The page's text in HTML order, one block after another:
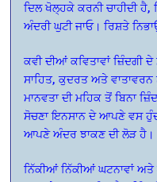
ਦਿਲ ਖੋਲ੍ਹਕੇ ਕਰਨੀ ਚਾਹੀਦੀ
ਅੰਦਰੀ ਘੁਟੀ ਜਾਓ। ਰਿਸ਼ਤੇ
ਕਵੀ ਦੀਆਂ ਕਵਿਤਾਵਾਂ ਜ਼ਿੰਦਗੀ
ਸਾਹਿਤ, ਕੁਦਰਤ ਅਤੇ
ਮਾਨਵਤਾ ਦੀ ਮਹਿਕ ਤੋਂ ਬਿਨਾ
ਸੋਚਣਾ ਇਨਸਾਨ ਦੇ ਆਪਣੇ ਵਸ
ਆਪਣੇ ਅੰਦਰ ਝਾਕਣ ਦੀ ਲੋੜ ਹੈ।
ਨਿੱਕੀਆਂ ਨਿੱਕੀਆਂ ਘਟਨਾਵਾਂ